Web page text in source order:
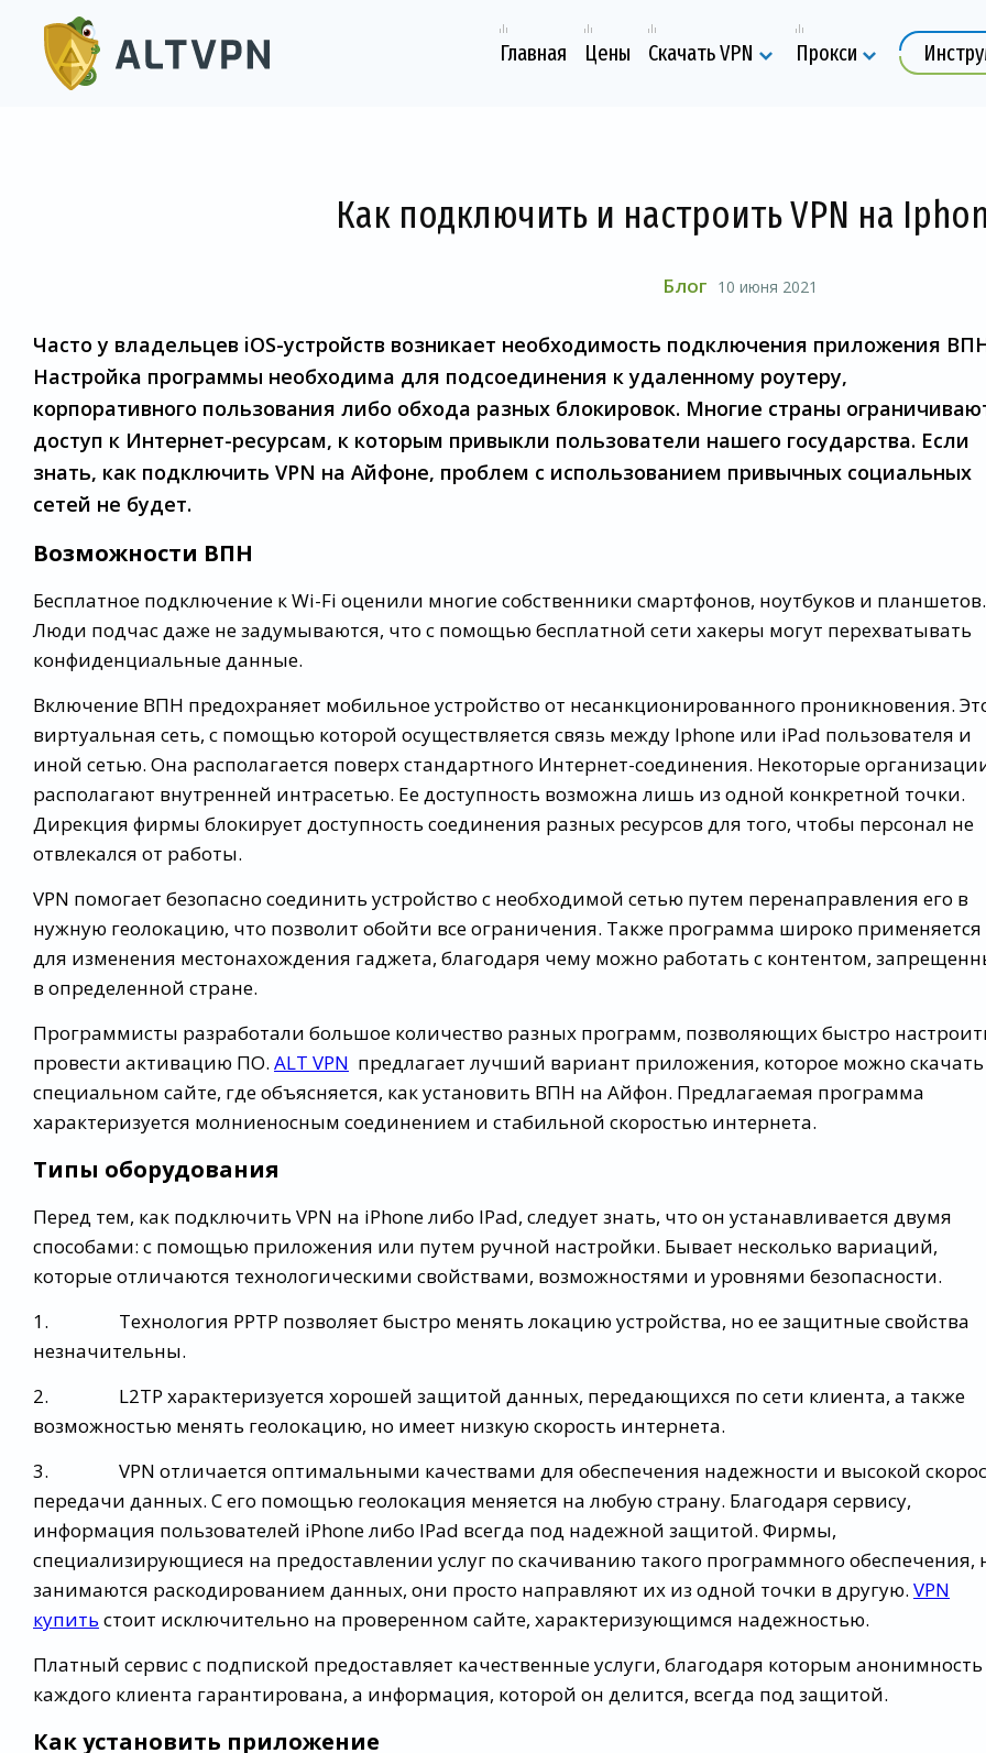
Главная Цены Скачать VPN Прокси
Как подключить и настроить VPN на
Блог 10 июня 2021
Часто у владельцев iOS-устройств возникает необходимость подключения приложения
Настройка программы необходима для подсоединения к удаленному роутеру,
корпоративного пользования либо обхода разных блокировок. Многие страны
доступ к Интернет-ресурсам, к которым привыкли пользователи нашего государства. Если
знать, как подключить VPN на Айфоне, проблем с использованием привычных социальных
сетей не будет.
Возможности ВПН
Бесплатное подключение к Wi-Fi оценили многие собственники смартфонов, ноутбуков и планшетов.
Люди подчас даже не задумываются, что с помощью бесплатной сети хакеры могут перехватывать
конфиденциальные данные.
Включение ВПН предохраняет мобильное устройство от несанкционированного проникновения.
виртуальная сеть, с помощью которой осуществляется связь между Iphone или iPad пользователя и
иной сетью. Она располагается поверх стандартного Интернет-соединения. Некоторые
располагают внутренней интрасетью. Ее доступность возможна лишь из одной конкретной точки.
Дирекция фирмы блокирует доступность соединения разных ресурсов для того, чтобы персонал не
отвлекался от работы.
VPN помогает безопасно соединить устройство с необходимой сетью путем перенаправления его в
нужную геолокацию, что позволит обойти все ограничения. Также программа широко применяется
для изменения местонахождения гаджета, благодаря чему можно работать с контентом,
в определенной стране.
Программисты разработали большое количество разных программ, позволяющих быстро
провести активацию ПО. ALT VPN предлагает лучший вариант приложения, которое можно
специальном сайте, где объясняется, как установить ВПН на Айфон. Предлагаемая программа
характеризуется молниеносным соединением и стабильной скоростью интернета.
Типы оборудования
Перед тем, как подключить VPN на iPhone либо IPad, следует знать, что он устанавливается двумя
способами: с помощью приложения или путем ручной настройки. Бывает несколько вариаций,
которые отличаются технологическими свойствами, возможностями и уровнями безопасности.
1. Технология PPTP позволяет быстро менять локацию устройства, но ее защитные свойства
незначительны.
2. L2TP характеризуется хорошей защитой данных, передающихся по сети клиента, а также
возможностью менять геолокацию, но имеет низкую скорость интернета.
3. VPN отличается оптимальными качествами для обеспечения надежности и высокой
передачи данных. С его помощью геолокация меняется на любую страну. Благодаря сервису,
информация пользователей iPhone либо IPad всегда под надежной защитой. Фирмы,
специализирующиеся на предоставлении услуг по скачиванию такого программного обеспечения,
занимаются раскодированием данных, они просто направляют их из одной точки в другую. VPN
купить стоит исключительно на проверенном сайте, характеризующимся надежностью.
Платный сервис с подпиской предоставляет качественные услуги, благодаря которым анонимность
каждого клиента гарантирована, а информация, которой он делится, всегда под защитой.
Как установить приложение